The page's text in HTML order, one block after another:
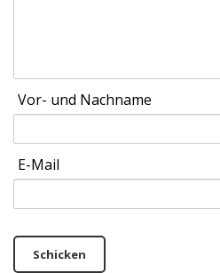
Vor- und Nachname
E-Mail
Schicken